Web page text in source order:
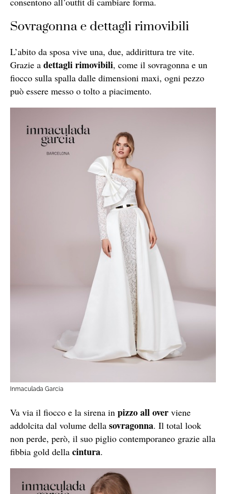
Sovragonna e dettagli rimovibili
L’abito da sposa vive una, due, addirittura tre vite.
Grazie a dettagli rimovibili, come il sovragonna e un
fiocco sulla spalla dalle dimensioni maxi, ogni pezzo
può essere messo o tolto a piacimento.
Inmaculada Garcia
Va via il fiocco e la sirena in pizzo all over viene
addolcita dal volume della sovragonna. Il total look
non perde, però, il suo piglio contemporaneo grazie alla
fibbia gold della cintura.